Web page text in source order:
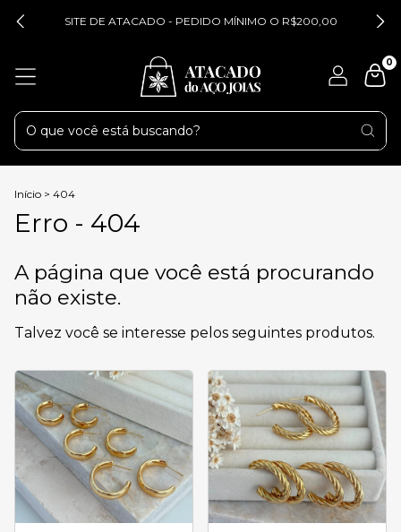
SITE DE ATACADO - PEDIDO MÍNIMO O R$200,00
0
Início > 404
Erro - 404
A página que você está procurando
não existe.
Talvez você se interesse pelos seguintes produtos.